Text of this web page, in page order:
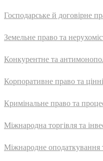
Господарське й договірне
Земельне право та
Конкурентне та
Корпоративне право та
Кримінальне право та
Міжнародна торгівля та
Міжнародне оподаткування